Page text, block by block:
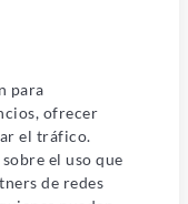
para
ofrecer
el tráfico.
el uso que
de redes
habilidades y
Esto puede